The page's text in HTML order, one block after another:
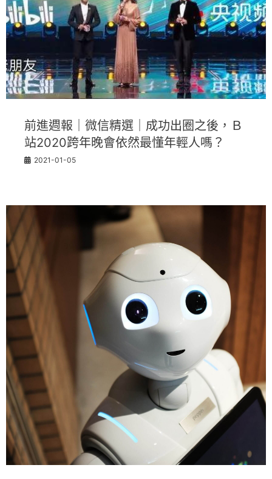
前進週報｜微信精選｜成功出圈之後，Ｂ
站2020跨年晚會依然最懂年輕人嗎？
2021-01-05